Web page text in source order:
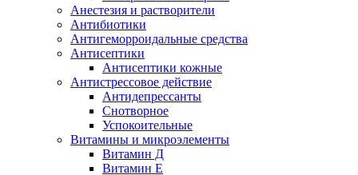
Анестезия и растворители
Антибиотики
Антигеморроидальные средства
Антисептики
Антисептики кожные
Антистрессовое действие
Антидепрессанты
Снотворное
Успокоительные
Витамины и микроэлементы
Витамин Д
Витамин Е